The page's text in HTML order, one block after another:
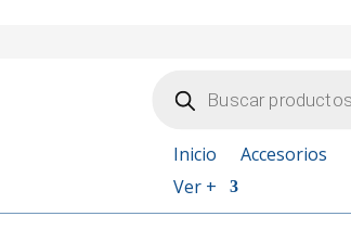
productos
Inicio Accesorios
Ver +